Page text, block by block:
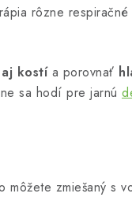
rôzne
aj kostía porovnať
sa hodí pre jarnú
môžete zmiešaný s